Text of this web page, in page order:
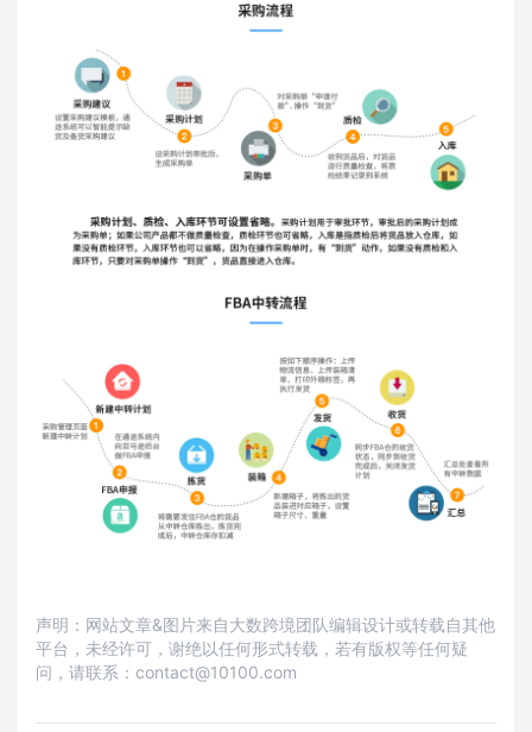
声明：网站文章&图片来自大数跨境团队编辑设计或转载自其他
平台，未经许可，谢绝以任何形式转载，若有版权等任何疑
问，请联系：contact@10100.com